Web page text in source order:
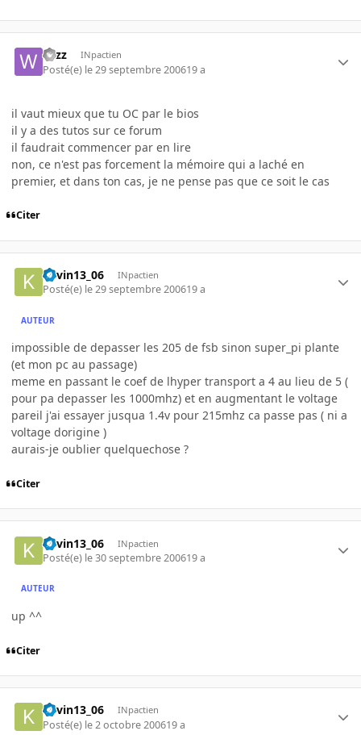
wizz INpactien
Posté(e) le 29 septembre 200619 a
il vaut mieux que tu OC par le bios
il y a des tutos sur ce forum
il faudrait commencer par en lire
non, ce n'est pas forcement la mémoire qui a laché en
premier, et dans ton cas, je ne pense pas que ce soit le cas
Citer
kevin13_06 INpactien
Posté(e) le 29 septembre 200619 a
AUTEUR
impossible de depasser les 205 de fsb sinon super_pi plante
(et mon pc au passage)
meme en passant le coef de lhyper transport a 4 au lieu de 5 (
pour pa depasser les 1000mhz) et en augmentant le voltage
pareil j'ai essayer jusqua 1.4v pour 215mhz ca passe pas ( ni a
voltage dorigine )
aurais-je oublier quelquechose ?
Citer
kevin13_06 INpactien
Posté(e) le 30 septembre 200619 a
AUTEUR
up ^^
Citer
kevin13_06 INpactien
Posté(e) le 2 octobre 200619 a